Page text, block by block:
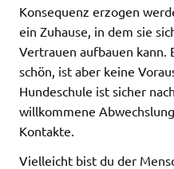
Konsequenz erzogen
ein Zuhause, in dem sie
Vertrauen aufbauen kann.
schön, ist aber keine
Hundeschule ist sicher
willkommene
Kontakte.
Vielleicht bist du der